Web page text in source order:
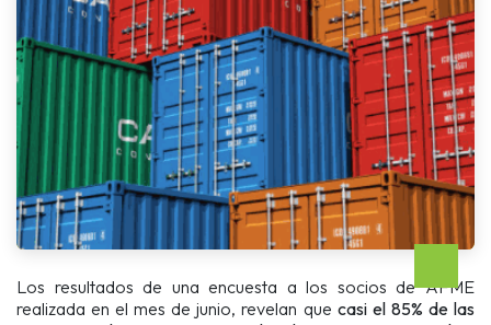
Los resultados de una encuesta a los socios de AFME
realizada en el mes de junio, revelan que casi el 85% de las